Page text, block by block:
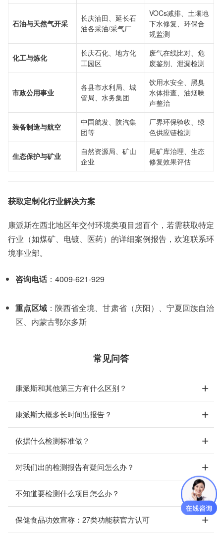
石油与天然气开采
长庆油田、延长石
油各采油/采气厂
VOCs减排、土壤地
下水修复、环保合
规监测
化工与炼化
长庆石化、地方化
工园区
废气在线比对、危
废鉴别、泄漏检测
市政公用事业
各县市水利局、城
管局、水务集团
饮用水安全、黑臭
水体排查、油烟噪
声整治
装备制造与航空
中国航发、陕汽集
团等
厂界环保验收、绿
色供应链检测
生态保护与矿业
自然资源局、矿山
企业
尾矿库治理、生态
修复效果评估
获取定制化行业解决方案
康派斯在西北地区年交付环境类项目超百个，若需获取特定
行业（如煤矿、电镀、医药）的详细案例报告，欢迎联系环
境事业部。
咨询电话：4009-621-929
重点区域 ：陕西省全境、甘肃省（庆阳）、宁夏回族自治
区、内蒙古鄂尔多斯
常见问答
康派斯和其他第三方有什么区别？
康派斯大概多长时间出报告？
依据什么检测标准做？
对我们出的检测报告有疑问怎么办？
不知道要检测什么项目怎么办？
保健食品功效宣称：27类功能获官方认可